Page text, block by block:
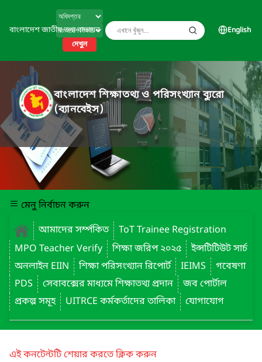
বাংলাদেশ জাতীয় তথ্য বাতায়ন
দেখুন
English
বাংলাদেশ শিক্ষাতথ্য ও পরিসংখ্যান ব্যুরো
(ব্যানবেইস)
মেনু নির্বাচন করুন
আমাদের সর্ম্পকিত
ToT Trainee Registration
MPO Teacher Verify
শিক্ষা জরিপ ২০২৫
ইন্সটিটিউট সার্চ
অনলাইন EIIN
শিক্ষা পরিসংখ্যান রিপোর্ট IEIMS
গবেষণা
PDS
সেবাবক্সের মাধ্যমে শিক্ষাতথ্য প্রদান
জব পোর্টাল
প্রকল্প সমূহ
UITRCE কর্মকর্তাদের তালিকা যোগাযোগ
এই কনটেন্টটি শেয়ার করতে ক্লিক করুন